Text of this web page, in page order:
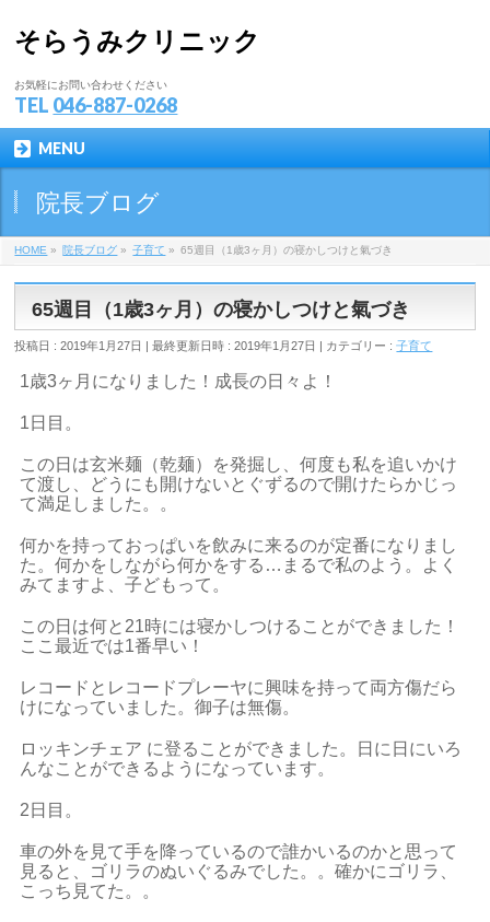
そらうみクリニック
お気軽にお問い合わせください
TEL 046-887-0268
MENU
院長ブログ
HOME » 院長ブログ » 子育て » 65週目（1歳3ヶ月）の寝かしつけと氣づき
65週目（1歳3ヶ月）の寝かしつけと氣づき
投稿日 : 2019年1月27日 最終更新日時 : 2019年1月27日 カテゴリー :子育て
1歳3ヶ月になりました！成長の日々よ！
1日目。
この日は玄米麺（乾麺）を発掘し、何度も私を追いかけ
て渡し、どうにも開けないとぐずるので開けたらかじっ
て満足しました。。
何かを持っておっぱいを飲みに来るのが定番になりまし
た。何かをしながら何かをする…まるで私のよう。よく
みてますよ、子どもって。
この日は何と21時には寝かしつけることができました！
ここ最近では1番早い！
レコードとレコードプレーヤに興味を持って両方傷だら
けになっていました。御子は無傷。
ロッキンチェア に登ることができました。日に日にいろ
んなことができるようになっています。
2日目。
車の外を見て手を降っているので誰かいるのかと思って
見ると、ゴリラのぬいぐるみでした。。確かにゴリラ、
こっち見てた。。